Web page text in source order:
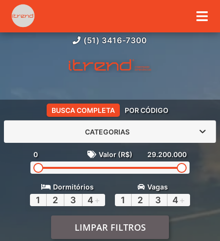
(51) 3416-7300
BUSCA COMPLETA POR CÓDIGO
CATEGORIAS
0 Valor (R$) 29.200.000
Dormitórios
1 2 3 4 +
Vagas
1 2 3 4 +
LIMPAR FILTROS